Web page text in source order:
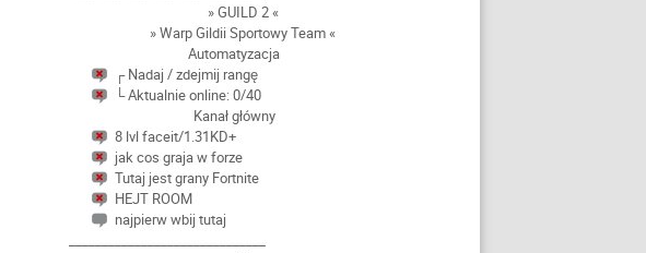
» GUILD 2 «
» Warp Gildii Sportowy Team «
Automatyzacja
┌ Nadaj / zdejmij rangę
└ Aktualnie online: 0/40
Kanał główny
8 lvl faceit/1.31KD+
jak cos graja w forze
Tutaj jest grany Fortnite
HEJT ROOM
najpierw wbij tutaj